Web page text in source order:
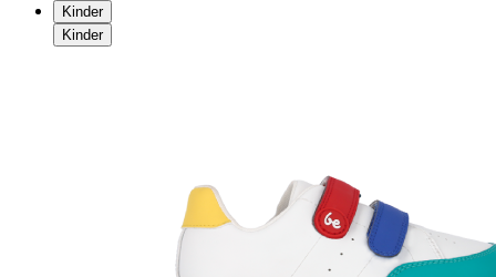
Kinder
Kinder